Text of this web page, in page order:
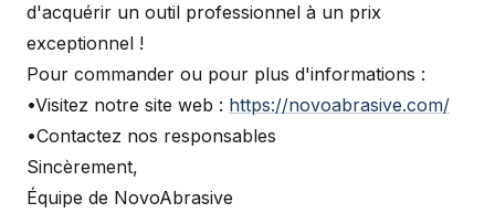
d'acquérir un outil professionnel à un prix
exceptionnel !
Pour commander ou pour plus d'informations :
•Visitez notre site web : https://novoabrasive.com/
•Contactez nos responsables
Sincèrement,
Équipe de NovoAbrasive